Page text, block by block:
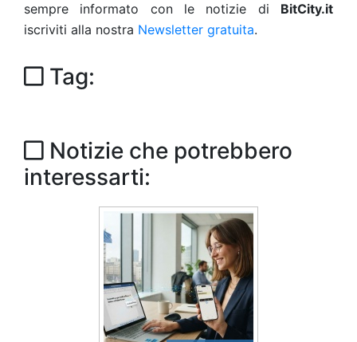
sempre informato con le notizie di BitCity.it
iscriviti alla nostra Newsletter gratuita.
Tag:
Notizie che potrebbero
interessarti: